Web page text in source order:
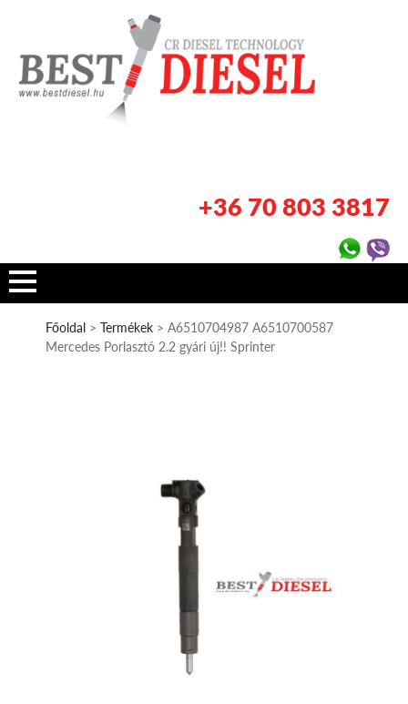
+36 70 803 3817
Főoldal > Termékek > A6510704987 A6510700587
Mercedes Porlasztó 2.2 gyári új!! Sprinter